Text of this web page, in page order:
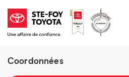
Coordonnées